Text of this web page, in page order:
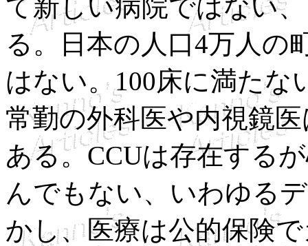
て新しい病院ではない
る。日本の人口4万人の
はない。100床に満たな
常勤の外科医や内視鏡
ある。CCUは存在する
んでもない、いわゆる
かし、医療は公的保険